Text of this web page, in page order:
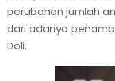
perubahan jumlah
dari adanya
Doli.